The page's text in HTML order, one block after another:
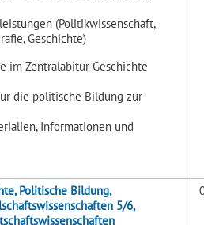
(Politikwissenschaft,
Geschichte)
im Zentralabitur Geschichte
die politische Bildung zur
Informationen und
Politische Bildung,
5/6,